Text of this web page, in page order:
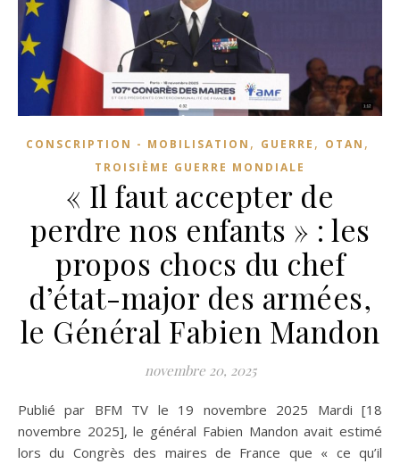
CONSCRIPTION - MOBILISATION , GUERRE , OTAN ,
TROISIÈME GUERRE MONDIALE
« Il faut accepter de
perdre nos enfants » : les
propos chocs du chef
d’état-major des armées,
le Général Fabien Mandon
novembre 20, 2025
Publié par BFM TV le 19 novembre 2025 Mardi [18
novembre 2025], le général Fabien Mandon avait estimé
lors du Congrès des maires de France que « ce qu’il